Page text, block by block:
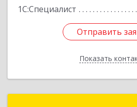
1С:Специалист
Отправить
Показать
Отправить
Назад